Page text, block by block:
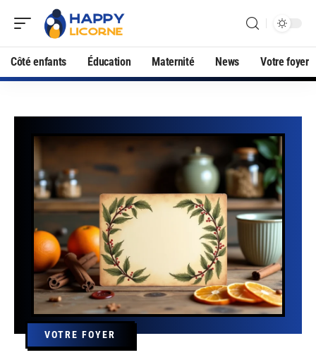
Côté enfants Éducation Maternité News Votre foyer
VOTRE FOYER